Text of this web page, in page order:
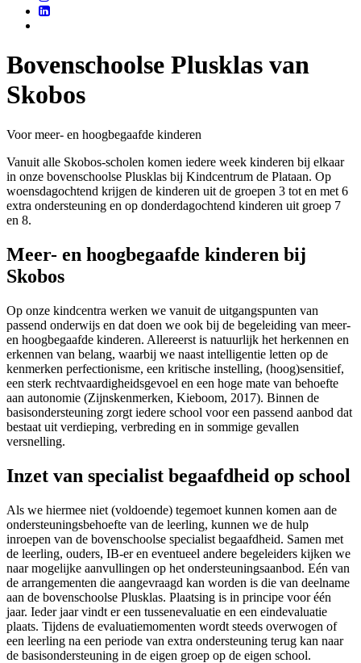
Bovenschoolse Plusklas van
Skobos
Voor meer- en hoogbegaafde kinderen
Vanuit alle Skobos-scholen komen iedere week kinderen bij elkaar
in onze bovenschoolse Plusklas bij Kindcentrum de Plataan. Op
woensdagochtend krijgen de kinderen uit de groepen 3 tot en met 6
extra ondersteuning en op donderdagochtend kinderen uit groep 7
en 8.
Meer- en hoogbegaafde kinderen bij
Skobos
Op onze kindcentra werken we vanuit de uitgangspunten van
passend onderwijs en dat doen we ook bij de begeleiding van meer-
en hoogbegaafde kinderen. Allereerst is natuurlijk het herkennen en
erkennen van belang, waarbij we naast intelligentie letten op de
kenmerken perfectionisme, een kritische instelling, (hoog)sensitief,
een sterk rechtvaardigheidsgevoel en een hoge mate van behoefte
aan autonomie (Zijnskenmerken, Kieboom, 2017). Binnen de
basisondersteuning zorgt iedere school voor een passend aanbod dat
bestaat uit verdieping, verbreding en in sommige gevallen
versnelling.
Inzet van specialist begaafdheid op school
Als we hiermee niet (voldoende) tegemoet kunnen komen aan de
ondersteuningsbehoefte van de leerling, kunnen we de hulp
inroepen van de bovenschoolse specialist begaafdheid. Samen met
de leerling, ouders, IB-er en eventueel andere begeleiders kijken we
naar mogelijke aanvullingen op het ondersteuningsaanbod. Eén van
de arrangementen die aangevraagd kan worden is die van deelname
aan de bovenschoolse Plusklas. Plaatsing is in principe voor één
jaar. Ieder jaar vindt er een tussenevaluatie en een eindevaluatie
plaats. Tijdens de evaluatiemomenten wordt steeds overwogen of
een leerling na een periode van extra ondersteuning terug kan naar
de basisondersteuning in de eigen groep op de eigen school.